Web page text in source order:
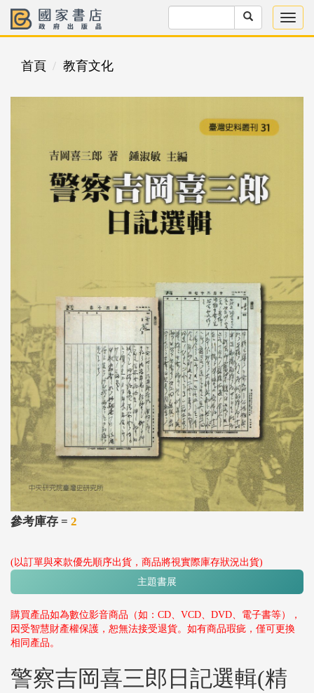
首頁 教育文化
參考庫存 = 2
(以訂單與來款優先順序出貨，商品將視實際庫存狀況出貨)
主題書展
購買產品如為數位影音商品（如：CD、VCD、DVD、電子書等），
因受智慧財產權保護，恕無法接受退貨。如有商品瑕疵，僅可更換
相同產品。
警察吉岡喜三郎日記選輯(精